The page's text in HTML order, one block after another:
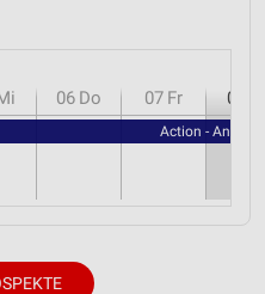
06 Do 07 Fr 08
Action -